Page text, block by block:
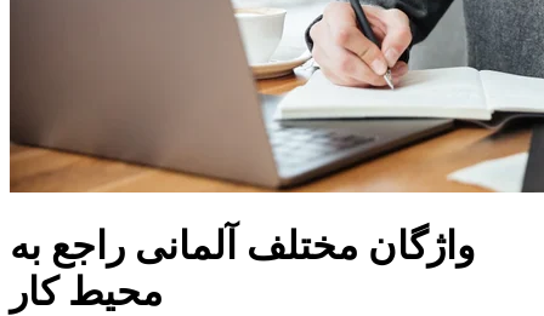
واژگان مختلف آلمانی راجع به
محیط کار